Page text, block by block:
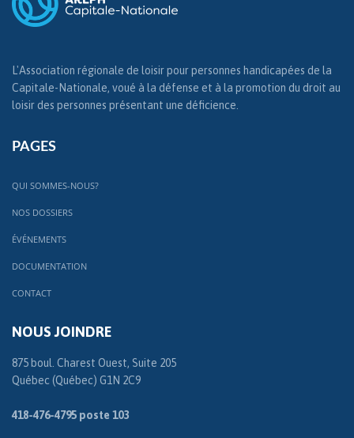
L'Association régionale de loisir pour personnes handicapées de la
Capitale-Nationale, voué à la défense et à la promotion du droit au
loisir des personnes présentant une déficience.
PAGES
QUI SOMMES-NOUS?
NOS DOSSIERS
ÉVÉNEMENTS
DOCUMENTATION
CONTACT
NOUS JOINDRE
875 boul. Charest Ouest, Suite 205
Québec (Québec) G1N 2C9
418-476-4795 poste 103